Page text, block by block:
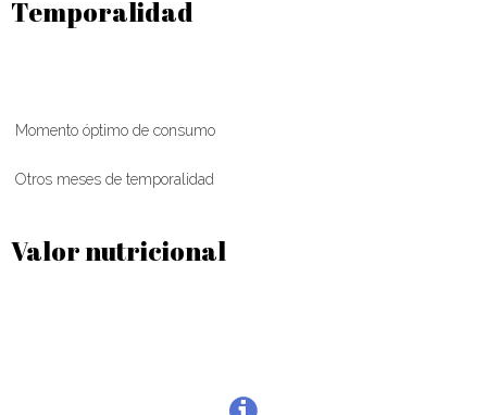
Temporalidad
Momento óptimo de consumo
Otros meses de temporalidad
Valor nutricional